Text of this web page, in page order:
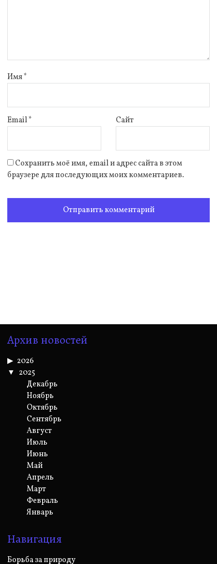
Имя*
Email* Сайт
Сохранить моё имя, email и адрес сайта в этом
браузере для последующих моих комментариев.
Архив новостей
2026
2025
Декабрь
Ноябрь
Октябрь
Сентябрь
Август
Июль
Июнь
Май
Апрель
Март
Февраль
Январь
Навигация
Борьба за природу